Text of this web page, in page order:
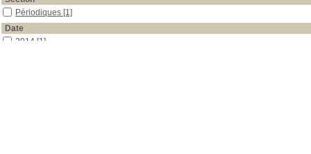
Périodiques [1]
Date
2014 [1]